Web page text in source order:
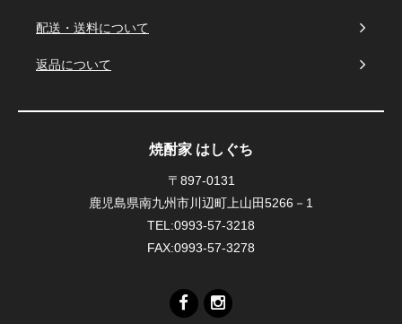
配送・送料について
返品について
焼酎家 はしぐち
〒897-0131
鹿児島県南九州市川辺町上山田5266－1
TEL:0993-57-3218
FAX:0993-57-3278